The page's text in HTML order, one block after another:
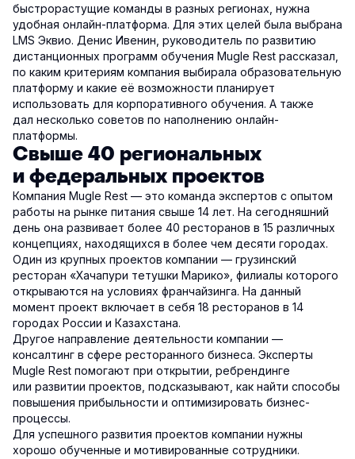
быстрорастущие команды в разных регионах, нужна
удобная онлайн-платформа. Для этих целей была выбрана
LMS Эквио. Денис Ивенин, руководитель по развитию
дистанционных программ обучения Mugle Rest рассказал,
по каким критериям компания выбирала образовательную
платформу и какие её возможности планирует
использовать для корпоративного обучения. А также
дал несколько советов по наполнению онлайн-
платформы.
Свыше 40 региональных
и федеральных проектов
Компания Mugle Rest — это команда экспертов с опытом
работы на рынке питания свыше 14 лет. На сегодняшний
день она развивает более 40 ресторанов в 15 различных
концепциях, находящихся в более чем десяти городах.
Один из крупных проектов компании — грузинский
ресторан «Хачапури тетушки Марико», филиалы которого
открываются на условиях франчайзинга. На данный
момент проект включает в себя 18 ресторанов в 14
городах России и Казахстана.
Другое направление деятельности компании —
консалтинг в сфере ресторанного бизнеса. Эксперты
Mugle Rest помогают при открытии, ребрендинге
или развитии проектов, подсказывают, как найти способы
повышения прибыльности и оптимизировать бизнес-
процессы.
Для успешного развития проектов компании нужны
хорошо обученные и мотивированные сотрудники.